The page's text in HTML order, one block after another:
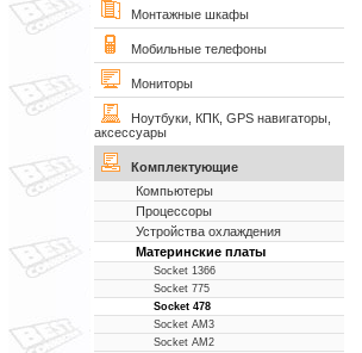
Монтажные шкафы
Мобильные телефоны
Мониторы
Ноутбуки, КПК, GPS навигаторы,
аксессуары
Комплектующие
Компьютеры
Процессоры
Устройства охлаждения
Материнские платы
Socket 1366
Socket 775
Socket 478
Socket AM3
Socket AM2